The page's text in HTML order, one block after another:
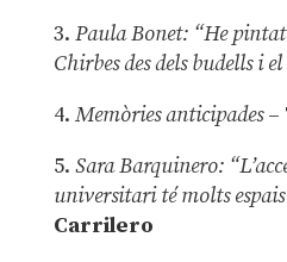
3. Paula Bonet: “He
Chirbes des dels budells i
4. Memòries anticipades–
5. Sara Barquinero:
universitari té molts
Carrilero